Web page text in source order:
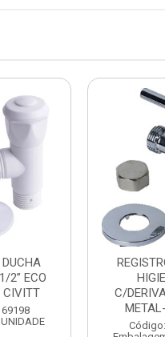
DUCHA
2” ECO
CIVITT
C/